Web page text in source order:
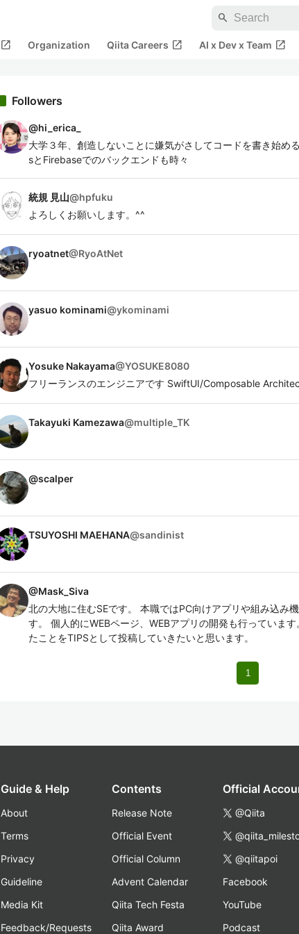
search
open_in_new Organization Qiita Careers open_in_new AI x Dev x Team open_in_new
Followers
@hi_erica_
大学３年、創造しないことに嫌気がさしてコードを書き始め
sとFirebaseでのバックエンドも時々
統規 見山@hpfuku
よろしくお願いします。^^
ryoatnet@RyoAtNet
yasuo kominami@ykominami
Yosuke Nakayama@YOSUKE8080
フリーランスのエンジニアです SwiftUI/Composable
Takayuki Kamezawa@multiple_TK
@scalper
TSUYOSHI MAEHANA@sandinist
@Mask_Siva
北の大地に住むSEです。 本職ではPC向けアプリや組み込み
す。 個人的にWEBページ、WEBアプリの開発も行っていま
たことをTIPSとして投稿していきたいと思います。
1
Guide & Help
About
Terms
Privacy
Guideline
Media Kit
Feedback/Requests
Contents
Release Note
Official Event
Official Column
Advent Calendar
Qiita Tech Festa
Qiita Award
Official
@Qiita
@qiitapoi
Facebook
YouTube
Podcast